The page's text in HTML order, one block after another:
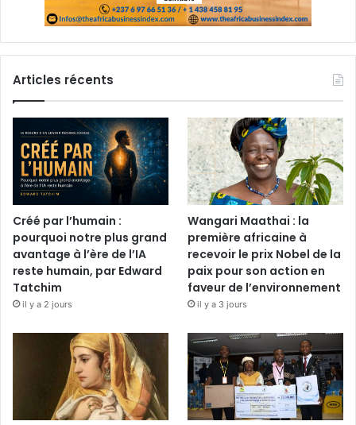
Articles récents
Créé par l’humain :
pourquoi notre plus grand
avantage à l’ère de l’IA
reste humain, par Edward
Tatchim
il y a 2 jours
Wangari Maathai : la
première africaine à
recevoir le prix Nobel de la
paix pour son action en
faveur de l’environnement
il y a 3 jours